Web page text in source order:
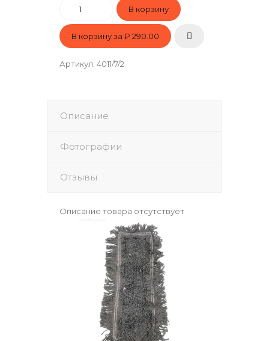
В корзину за ₽ 290.00
Артикул: 4011/7/2
Описание
Фотографии
Отзывы
Описание товара отсутствует